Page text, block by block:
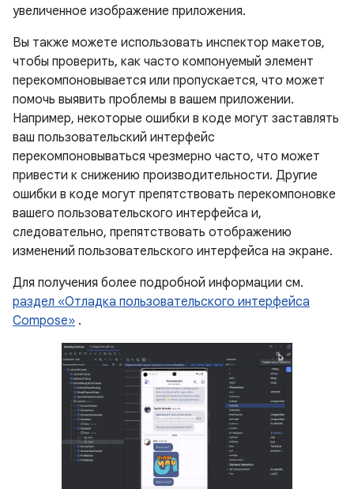
увеличенное изображение приложения.
Вы также можете использовать инспектор макетов,
чтобы проверить, как часто компонуемый элемент
перекомпоновывается или пропускается, что может
помочь выявить проблемы в вашем приложении.
Например, некоторые ошибки в коде могут заставлять
ваш пользовательский интерфейс
перекомпоновываться чрезмерно часто, что может
привести к снижению производительности. Другие
ошибки в коде могут препятствовать перекомпоновке
вашего пользовательского интерфейса и,
следовательно, препятствовать отображению
изменений пользовательского интерфейса на экране.
Для получения более подробной информации см.
раздел «Отладка пользовательского интерфейса
Compose» .